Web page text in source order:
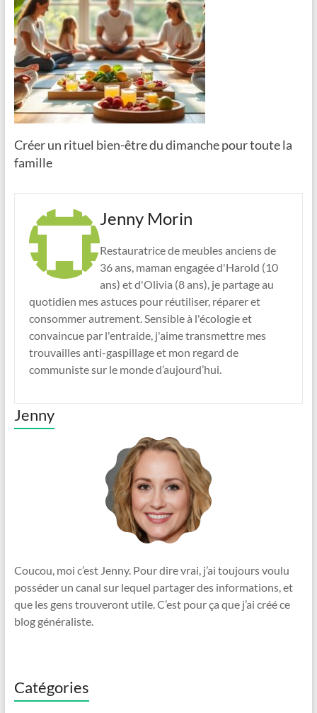
Créer un rituel bien-être du dimanche pour toute la
famille
Jenny Morin
Restauratrice de meubles anciens de
36 ans, maman engagée d'Harold (10
ans) et d'Olivia (8 ans), je partage au
quotidien mes astuces pour réutiliser, réparer et
consommer autrement. Sensible à l'écologie et
convaincue par l'entraide, j'aime transmettre mes
trouvailles anti-gaspillage et mon regard de
communiste sur le monde d’aujourd’hui.
Jenny
Coucou, moi c’est Jenny. Pour dire vrai, j’ai toujours voulu
posséder un canal sur lequel partager des informations, et
que les gens trouveront utile. C’est pour ça que j’ai créé ce
blog généraliste.
Catégories